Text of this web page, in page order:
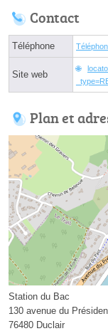
Contact
Téléphone
Site web
Plan et
Station du Bac
130 avenue du
76480 Duclair